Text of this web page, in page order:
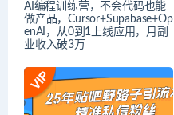
AI编程训练营，不会代码也能
做产品，Cursor+Supabase+Op
enAI，从0到1上线应用，月副
业收入破3万